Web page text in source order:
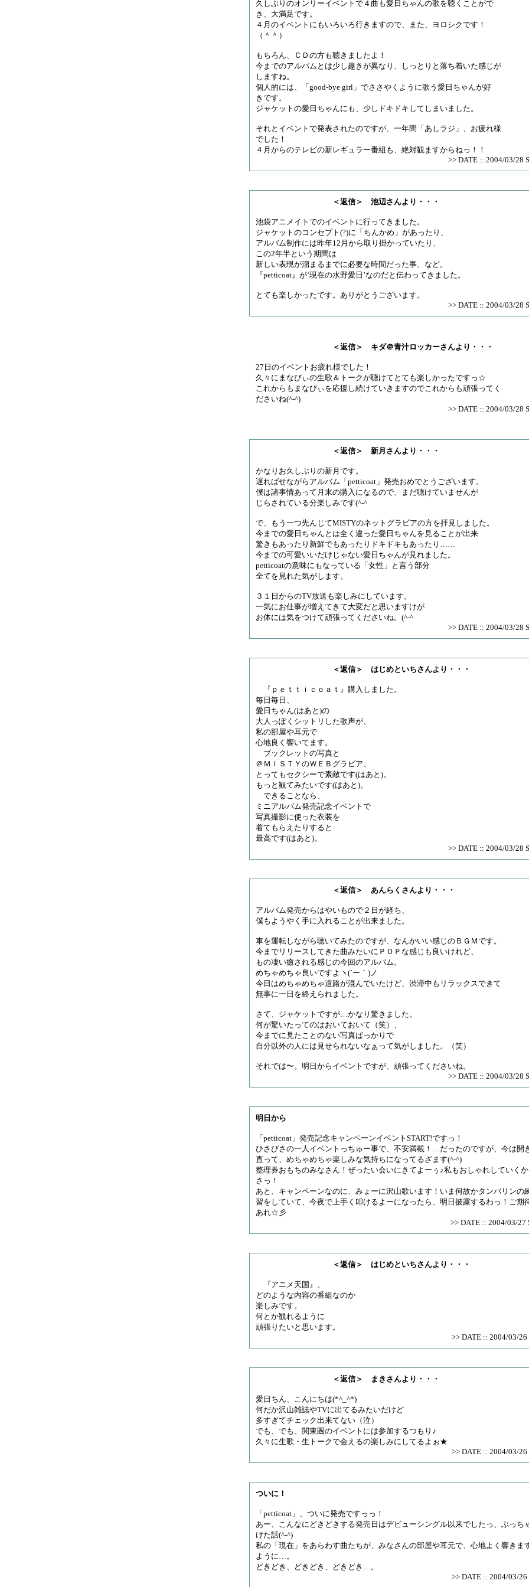
久しぶりのオンリーイベントで４曲も愛日ちゃんの歌を聴くことがで
き、大満足です。
４月のイベントにもいろいろ行きますので、また、ヨロシクです！
（＾＾）
もちろん、ＣＤの方も聴きましたよ！
今までのアルバムとは少し趣きが異なり、しっとりと落ち着いた感じが
しますね。
個人的には、「good-bye girl」でささやくように歌う愛日ちゃんが好
きです。
ジャケットの愛日ちゃんにも、少しドキドキしてしまいました。
それとイベントで発表されたのですが、一年間「あしラジ」、お疲れ様
でした！
４月からのテレビの新レギュラー番組も、絶対観ますからねっ！！
>> DATE :: 2004/03/28
＜返信＞ 池辺さんより・・・
池袋アニメイトでのイベントに行ってきました。
ジャケットのコンセプト(?)に「ちんかめ」があったり、
アルバム制作には昨年12月から取り掛かっていたり、
この2年半という期間は
新しい表現が溜まるまでに必要な時間だった事、など。
『petticoat』が‘現在の水野愛日’なのだと伝わってきました。
とても楽しかったです。ありがとうございます。
>> DATE :: 2004/03/28
＜返信＞ キダ＠青汁ロッカーさんより・・・
27日のイベントお疲れ様でした！
久々にまなびぃの生歌＆トークが聴けてとても楽しかったですっ☆
これからもまなびぃを応援し続けていきますのでこれからも頑張ってく
ださいね(^-^)
>> DATE :: 2004/03/28
＜返信＞ 新月さんより・・・
かなりお久しぶりの新月です。
遅ればせながらアルバム「petticoat」発売おめでとうございます。
僕は諸事情あって月末の購入になるので、まだ聴けていませんが
じらされている分楽しみです(^-^
で、もう一つ先んじてMISTYのネットグラビアの方を拝見しました。
今までの愛日ちゃんとは全く違った愛日ちゃんを見ることが出来
驚きもあったり新鮮でもあったりドキドキもあったり……
今までの可愛いいだけじゃない愛日ちゃんが見れました。
petticoatの意味にもなっている「女性」と言う部分
全てを見れた気がします。
３１日からのTV放送も楽しみにしています。
一気にお仕事が増えてきて大変だと思いますけが
お体には気をつけて頑張ってくださいね。(^-^
>> DATE :: 2004/03/28
＜返信＞ はじめといちさんより・・・
『ｐｅｔｔｉｃｏａｔ』購入しました。
毎日毎日、
愛日ちゃん(はあと)の
大人っぽくシットリした歌声が、
私の部屋や耳元で
心地良く響いてます。
ブックレットの写真と
＠ＭＩＳＴＹのＷＥＢグラビア、
とってもセクシーで素敵です(はあと)。
もっと観てみたいです(はあと)。
できることなら、
ミニアルバム発売記念イベントで
写真撮影に使った衣装を
着てもらえたりすると
最高です(はあと)。
>> DATE :: 2004/03/28
＜返信＞ あんらくさんより・・・
アルバム発売からはやいもので２日が経ち、
僕もようやく手に入れることが出来ました。
車を運転しながら聴いてみたのですが、なんかいい感じのＢＧＭです。
今までリリースしてきた曲みたいにＰＯＰな感じも良いけれど、
もの凄い癒される感じの今回のアルバム。
めちゃめちゃ良いですよヽ(´ー｀)ノ
今日はめちゃめちゃ道路が混んでいたけど、渋滞中もリラックスできて
無事に一日を終えられました。
さて、ジャケットですが…かなり驚きました。
何が驚いたってのはおいておいて（笑）、
今までに見たことのない写真ばっかりで
自分以外の人には見せられないなぁって気がしました。（笑）
それでは〜。明日からイベントですが、頑張ってくださいね。
>> DATE :: 2004/03/28
明日から
「petticoat」発売記念キャンペーンイベントSTART!ですっ！
ひさびさの一人イベントっちゅー事で、不安満載！…だったのですが、今は開
直って、めちゃめちゃ楽しみな気持ちになってるざます(^-^)
整理券おもちのみなさん！ぜったい会いにきてよーぅ♪私もおしゃれしていく
さっ！
あと、キャンペーンなのに、みょーに沢山歌います！いま何故かタンバリンの
習をしていて、今夜で上手く叩けるよーになったら、明日披露するわっ！ご期
あれ☆彡
>> DATE :: 2004/03/27
＜返信＞ はじめといちさんより・・・
『アニメ天国』、
どのような内容の番組なのか
楽しみです。
何とか観れるように
頑張りたいと思います。
>> DATE :: 2004/03/26
＜返信＞ まきさんより・・・
愛日ちん、こんにちは(*^_^*)
何だか沢山雑誌やTVに出てるみたいだけど
多すぎてチェック出来てない（泣）
でも、でも、関東圏のイベントには参加するつもり♪
久々に生歌・生トークで会えるの楽しみにしてるよぉ★
>> DATE :: 2004/03/26
ついに！
「petticoat」、ついに発売ですっっ！
あー、こんなにどきどきする発売日はデビューシングル以来でしたっ、ぶっち
けた話(^-^)
私の「現在」をあらわす曲たちが、みなさんの部屋や耳元で、心地よく響きま
ように…。
どきどき、どきどき、どきどき…。
>> DATE :: 2004/03/26